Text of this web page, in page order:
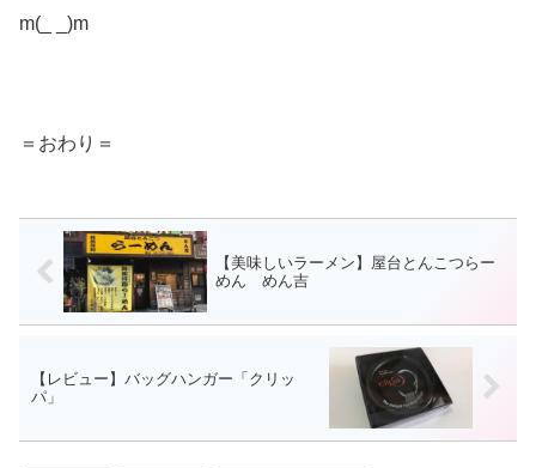
m(_ _)m
＝おわり＝
【美味しいラーメン】屋台とんこつらー
めん めん吉
【レビュー】バッグハンガー「クリッ
パ」